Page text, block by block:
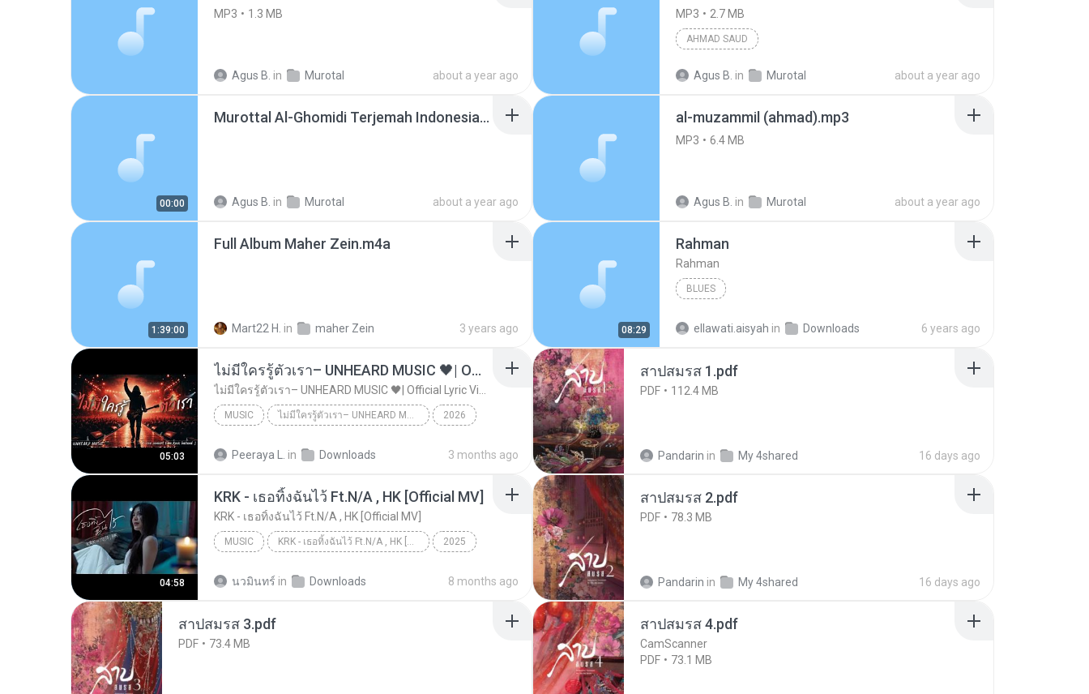
MP3 1.3 MB
Agus B. in Murotal about a year ago
MP3 2.7 MB
AHMAD SAUD
Agus B. in Murotal about a year ago
00:00
Murottal Al-Ghomidi Terjemah Indonesia 067G Al-Mulk.mp3
Agus B. in Murotal about a year ago
al-muzammil (ahmad).mp3
MP3 6.4 MB
Agus B. in Murotal about a year ago
1:39:00
Full Album Maher Zein.m4a
Mart22 H. in maher Zein 3 years ago 08:29
Rahman
Rahman
BLUES
ellawati.aisyah in Downloads 6 years ago
05:03
ไม่มีใครรู้ตัวเรา– UNHEARD MUSIC 🖤| Official Lyric Video | เพลงสู้ชีวิต
MUSIC ไม่มีใครรู้ตัวเรา– UNHEARD MUSIC 🖤| Official Lyric Video | เพลงสู้ชีวิต 2026
Peeraya L. in Downloads 3 months ago
สาปสมรส 1.pdf
PDF 112.4 MB
Pandarin in My 4shared 16 days ago
04:58
KRK - เธอทิ้งฉันไว้ Ft.N/A , HK [Official MV]
KRK - เธอทิ้งฉันไว้ Ft.N/A , HK [Official MV]
MUSIC KRK - เธอทิ้งฉันไว้ Ft.N/A , HK [Official MV] 2025
นวมินทร์ in Downloads 8 months ago
สาปสมรส 2.pdf
PDF 78.3 MB
Pandarin in My 4shared 16 days ago
สาปสมรส 3.pdf
PDF 73.4 MB
สาปสมรส 4.pdf
CamScanner
PDF
73.1 MB